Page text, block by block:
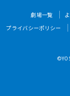
劇場一覧
プライバシーポリシー